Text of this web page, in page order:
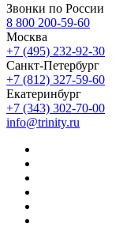
Звонки по России
8 800 200-59-60
Москва
+7 (495) 232-92-30
Санкт-Петербург
+7 (812) 327-59-60
Екатеринбург
+7 (343) 302-70-00
info@trinity.ru